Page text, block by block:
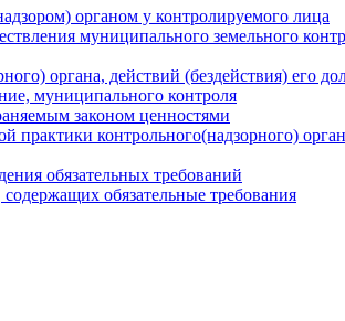
органом у контролируемого лица
муниципального земельного
органа, действий (бездействия) его
муниципального контроля
законом ценностями
практики контрольного(надзорного)
обязательных требований
обязательные требования